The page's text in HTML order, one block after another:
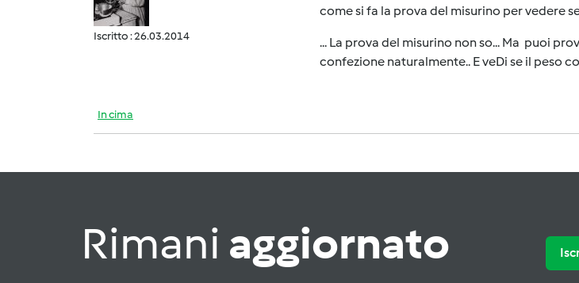
Iscritto : 26.03.2014
come si fa la prova del misurino per vedere
... La prova del misurino non so... Ma puoi
confezione naturalmente.. E veDi se il peso
In cima
Rimani aggiornato